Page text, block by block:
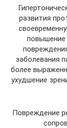
развития
заболевания
более
ухудшение
Повреждение